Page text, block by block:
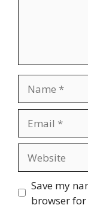
Save my
browser